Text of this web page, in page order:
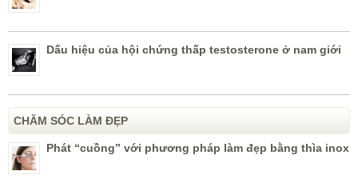
Dấu hiệu của hội chứng thấp testosterone ở nam giới
CHĂM SÓC LÀM ĐẸP
Phát “cuồng” với phương pháp làm đẹp bằng thìa inox